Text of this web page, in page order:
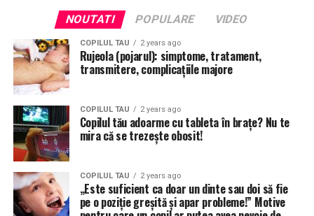
NOUTATI POPULARE VIDEO
COPILUL TAU 2 years ago
Rujeola (pojarul): simptome, tratament,
transmitere, complicațiile majore
COPILUL TAU 2 years ago
Copilul tău adoarme cu tableta în brațe? Nu te
mira că se trezește obosit!
COPILUL TAU 2 years ago
„Este suficient ca doar un dinte sau doi să fie
pe o poziție greșită și apar probleme!” Motive